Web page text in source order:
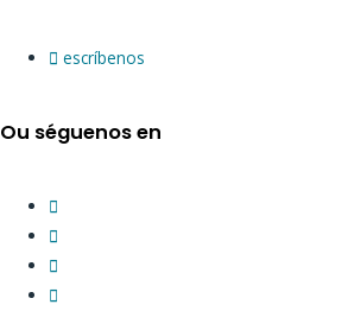
escríbenos
Ou séguenos en